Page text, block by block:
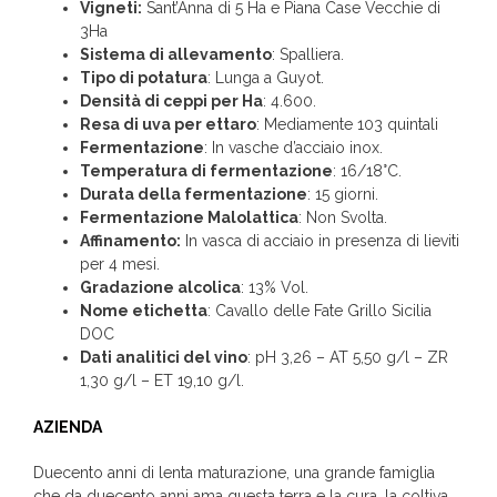
Vigneti: Sant’Anna di 5 Ha e Piana Case Vecchie di
3Ha
Sistema di allevamento: Spalliera.
Tipo di potatura: Lunga a Guyot.
Densità di ceppi per Ha: 4.600.
Resa di uva per ettaro: Mediamente 103 quintali
Fermentazione: In vasche d’acciaio inox.
Temperatura di fermentazione: 16/18°C.
Durata della fermentazione: 15 giorni.
Fermentazione Malolattica: Non Svolta.
Affinamento: In vasca di acciaio in presenza di lieviti
per 4 mesi.
Gradazione alcolica: 13% Vol.
Nome etichetta: Cavallo delle Fate Grillo Sicilia
DOC
Dati analitici del vino: pH 3,26 – AT 5,50 g/l – ZR
1,30 g/l – ET 19,10 g/l.
AZIENDA
Duecento anni di lenta maturazione, una grande famiglia